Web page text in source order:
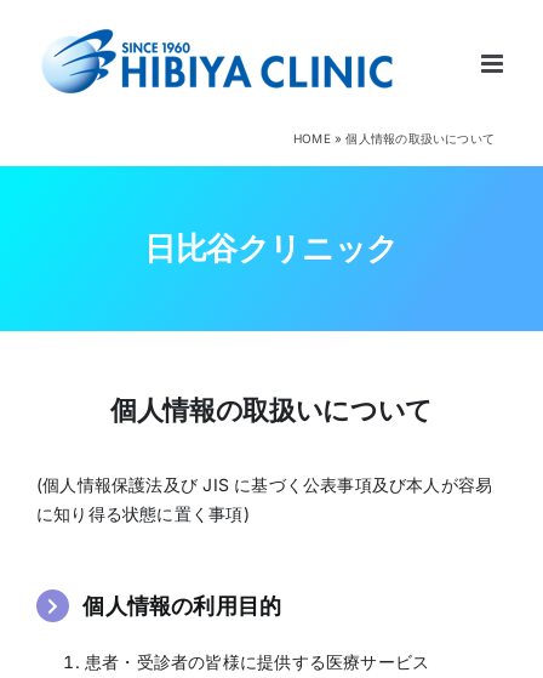
content
HOME»個人情報の取扱いについて
日比谷クリニック
個人情報の取扱いについて
(個人情報保護法及び JIS に基づく公表事項及び本人が容易
に知り得る状態に置く事項)
個人情報の利用目的
患者・受診者の皆様に提供する医療サービス